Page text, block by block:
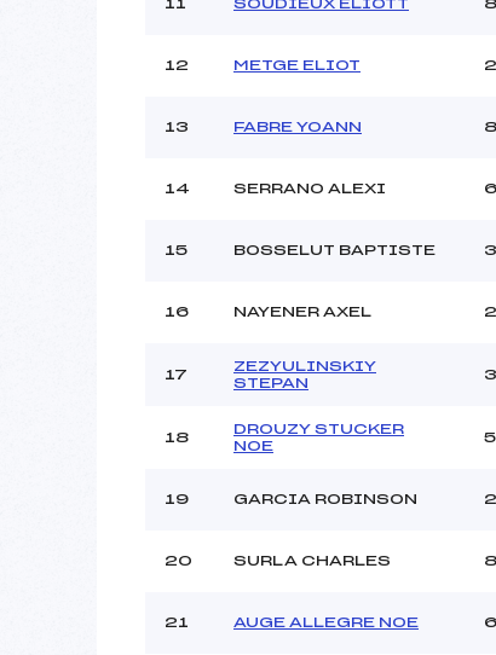
11 SOUDIEUX ELIOTT
12 METGE ELIOT
13 FABRE YOANN
14 SERRANO ALEXI
15 BOSSELUT BAPTISTE
16 NAYENER AXEL
17
ZEZYULINSKIY
STEPAN
18
DROUZY STUCKER
NOE
19 GARCIA ROBINSON
20 SURLA CHARLES
21 AUGE ALLEGRE NOE